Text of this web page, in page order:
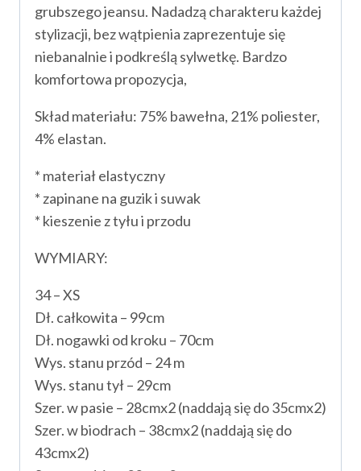
grubszego jeansu. Nadadzą charakteru każdej
stylizacji, bez wątpienia zaprezentuje się
niebanalnie i podkreślą sylwetkę. Bardzo
komfortowa propozycja,
Skład materiału: 75% bawełna, 21% poliester,
4% elastan.
* materiał elastyczny
* zapinane na guzik i suwak
* kieszenie z tyłu i przodu
WYMIARY:
34 – XS
Dł. całkowita – 99cm
Dł. nogawki od kroku – 70cm
Wys. stanu przód – 24 m
Wys. stanu tył – 29cm
Szer. w pasie – 28cmx2 (naddają się do 35cmx2)
Szer. w biodrach – 38cmx2 (naddają się do
43cmx2)